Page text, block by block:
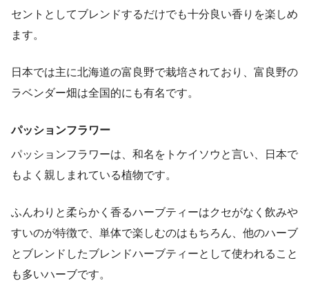
セントとしてブレンドするだけでも十分良い香りを楽しめ
ます。
日本では主に北海道の富良野で栽培されており、富良野の
ラベンダー畑は全国的にも有名です。
パッションフラワー
パッションフラワーは、和名をトケイソウと言い、日本で
もよく親しまれている植物です。
ふんわりと柔らかく香るハーブティーはクセがなく飲みや
すいのが特徴で、単体で楽しむのはもちろん、他のハーブ
とブレンドしたブレンドハーブティーとして使われること
も多いハーブです。